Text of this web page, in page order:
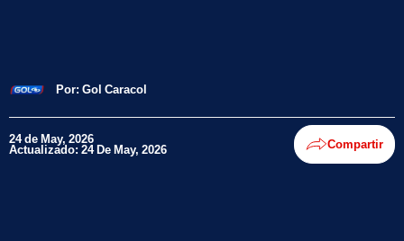
Por: Gol Caracol
24 de May, 2026
Actualizado: 24 De May, 2026 Compartir